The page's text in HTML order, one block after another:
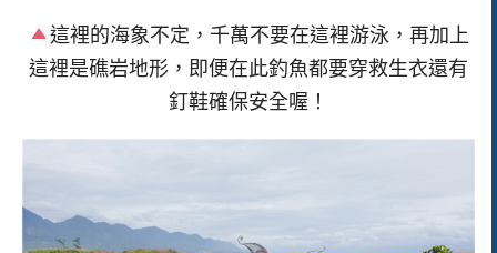
這裡的海象不定，千萬不要在這裡游泳，再加上
這裡是礁岩地形，即便在此釣魚都要穿救生衣還有
釘鞋確保安全喔！